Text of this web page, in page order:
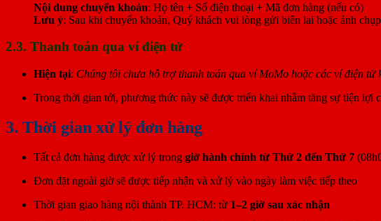
Nội dung chuyển khoản: Họ tên + Số điện thoại + Mã đơn hàng (nếu có)
Lưu ý: Sau khi chuyển khoản, Quý khách vui lòng gửi biên lai hoặc ảnh
2.3. Thanh toán qua ví điện tử
Hiện tại: Chúng tôi chưa hỗ trợ thanh toán qua ví MoMo hoặc các ví điện tử
Trong thời gian tới, phương thức này sẽ được triển khai nhằm tăng sự tiện lợi
3. Thời gian xử lý đơn hàng
Tất cả đơn hàng được xử lý trong giờ hành chính từ Thứ 2 đến Thứ 7
Đơn đặt ngoài giờ sẽ được tiếp nhận và xử lý vào ngày làm việc tiếp theo
Thời gian giao hàng nội thành TP. HCM: từ 1–2 giờ sau xác nhận